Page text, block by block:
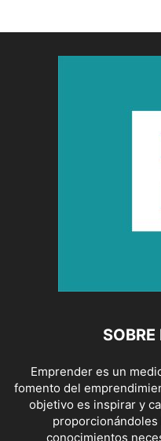
Emprender es un
fomento del
objetivo es inspirar y
conocimientos